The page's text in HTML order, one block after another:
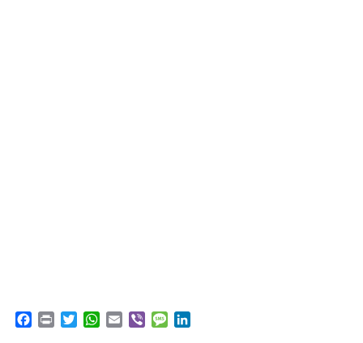
Facebook
Print TwitterWhatsApp
Email Viber Message